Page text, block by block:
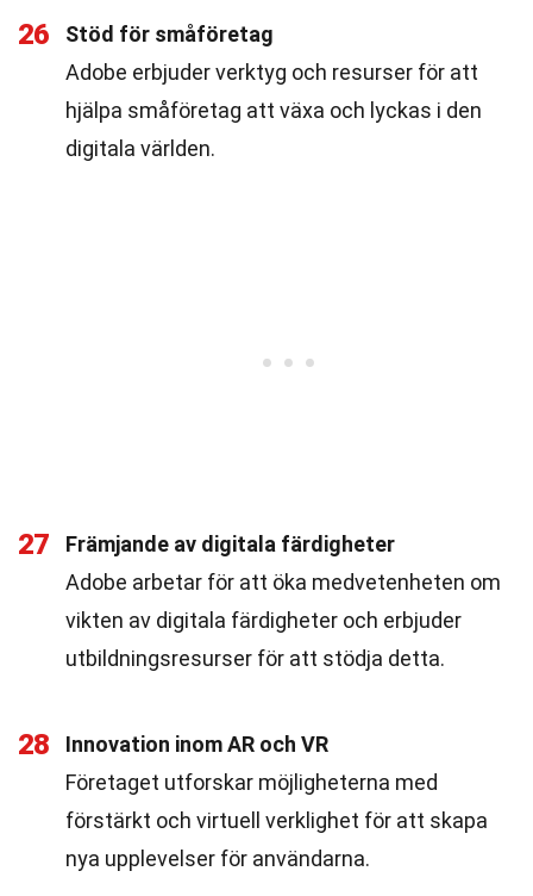
26
Stöd för småföretag
Adobe erbjuder verktyg och resurser för att
hjälpa småföretag att växa och lyckas i den
digitala världen.
27
Främjande av digitala färdigheter
Adobe arbetar för att öka medvetenheten om
vikten av digitala färdigheter och erbjuder
utbildningsresurser för att stödja detta.
28
Innovation inom AR och VR
Företaget utforskar möjligheterna med
förstärkt och virtuell verklighet för att skapa
nya upplevelser för användarna.